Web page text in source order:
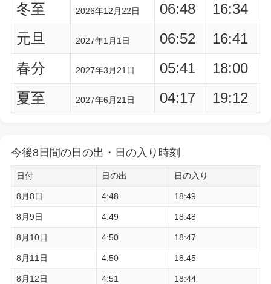
冬至
2026年12月22日 06:48
16:34
元旦
2027年1月1日 06:52
16:41
春分
2027年3月21日 05:41
18:00
夏至
2027年6月21日 04:17 19:12
今後8日間の日の出・日の入り時刻
日付 日の出 日の入り
8月8日 4:48 18:49
8月9日 4:49 18:48
8月10日 4:50 18:47
8月11日 4:50 18:45
8月12日 4:51 18:44